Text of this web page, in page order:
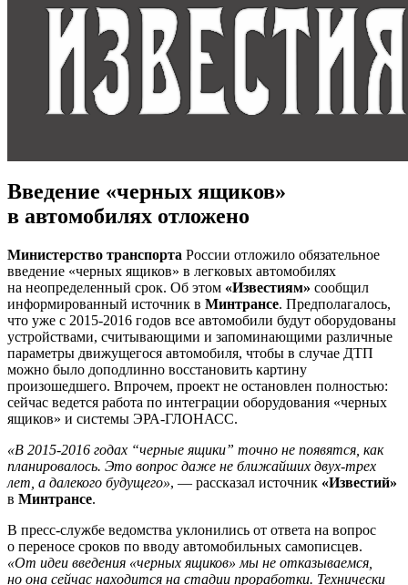
Введение «черных ящиков»
в автомобилях отложено
Министерство транспорта России отложило обязательное
введение «черных ящиков» в легковых автомобилях
на неопределенный срок. Об этом «Известиям» сообщил
информированный источник в Минтрансе. Предполагалось,
что уже с 2015-2016 годов все автомобили будут оборудованы
устройствами, считывающими и запоминающими различные
параметры движущегося автомобиля, чтобы в случае ДТП
можно было доподлинно восстановить картину
произошедшего. Впрочем, проект не остановлен полностью:
сейчас ведется работа по интеграции оборудования «черных
ящиков» и системы ЭРА-ГЛОНАСС.
«В 2015-2016 годах “черные ящики” точно не появятся, как
планировалось. Это вопрос даже не ближайших двух-трех
лет, а далекого будущего», — рассказал источник «Известий»
в Минтрансе.
В пресс-службе ведомства уклонились от ответа на вопрос
о переносе сроков по вводу автомобильных самописцев.
«От идеи введения «черных ящиков» мы не отказываемся,
но она сейчас находится на стадии проработки. Технически